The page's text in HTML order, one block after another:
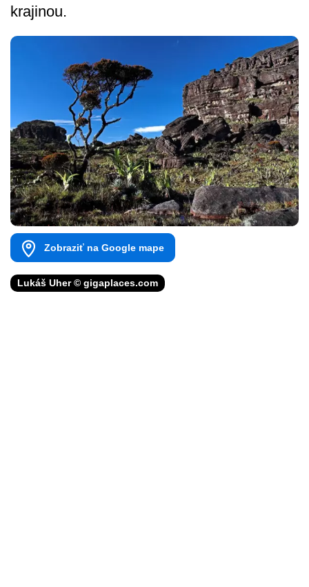
krajinou.
Zobraziť na Google mape
Lukáš Uher © gigaplaces.com